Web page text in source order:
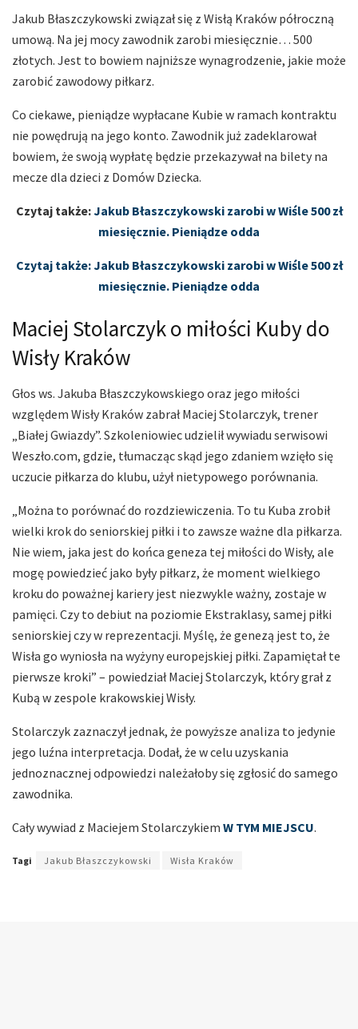
Jakub Błaszczykowski związał się z Wisłą Kraków półroczną
umową. Na jej mocy zawodnik zarobi miesięcznie… 500
złotych. Jest to bowiem najniższe wynagrodzenie, jakie może
zarobić zawodowy piłkarz.
Co ciekawe, pieniądze wypłacane Kubie w ramach kontraktu
nie powędrują na jego konto. Zawodnik już zadeklarował
bowiem, że swoją wypłatę będzie przekazywał na bilety na
mecze dla dzieci z Domów Dziecka.
Czytaj także:Jakub Błaszczykowski zarobi w Wiśle 500 zł
miesięcznie. Pieniądze odda
Czytaj także: Jakub Błaszczykowski zarobi w Wiśle 500 zł
miesięcznie. Pieniądze odda
Maciej Stolarczyk o miłości Kuby do
Wisły Kraków
Głos ws. Jakuba Błaszczykowskiego oraz jego miłości
względem Wisły Kraków zabrał Maciej Stolarczyk, trener
„Białej Gwiazdy”. Szkoleniowiec udzielił wywiadu serwisowi
Weszło.com, gdzie, tłumacząc skąd jego zdaniem wzięło się
uczucie piłkarza do klubu, użył nietypowego porównania.
„Można to porównać do rozdziewiczenia. To tu Kuba zrobił
wielki krok do seniorskiej piłki i to zawsze ważne dla piłkarza.
Nie wiem, jaka jest do końca geneza tej miłości do Wisły, ale
mogę powiedzieć jako były piłkarz, że moment wielkiego
kroku do poważnej kariery jest niezwykle ważny, zostaje w
pamięci. Czy to debiut na poziomie Ekstraklasy, samej piłki
seniorskiej czy w reprezentacji. Myślę, że genezą jest to, że
Wisła go wyniosła na wyżyny europejskiej piłki. Zapamiętał te
pierwsze kroki” – powiedział Maciej Stolarczyk, który grał z
Kubą w zespole krakowskiej Wisły.
Stolarczyk zaznaczył jednak, że powyższe analiza to jedynie
jego luźna interpretacja. Dodał, że w celu uzyskania
jednoznacznej odpowiedzi należałoby się zgłosić do samego
zawodnika.
Cały wywiad z Maciejem Stolarczykiem W TYM MIEJSCU.
Tagi Jakub Błaszczykowski Wisła Kraków